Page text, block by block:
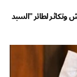
لطائر "السبد